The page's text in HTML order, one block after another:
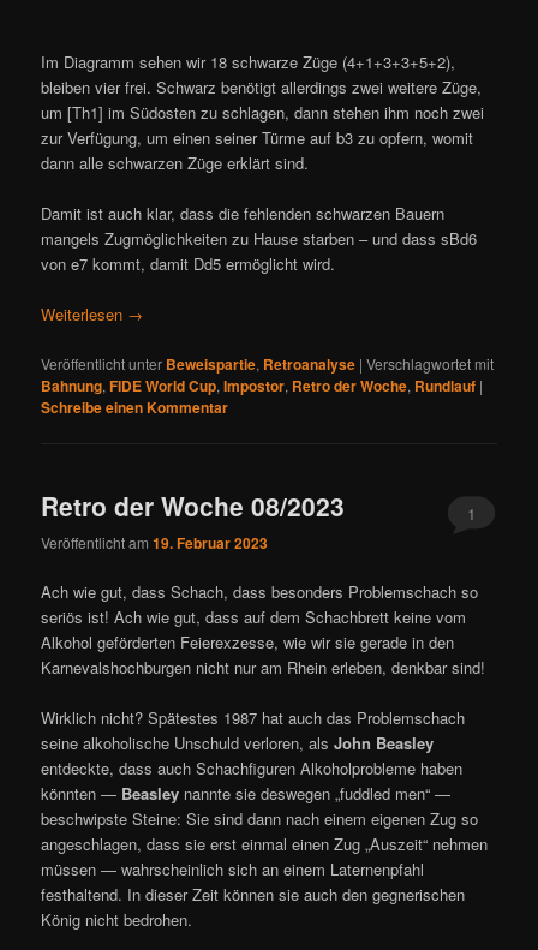
Im Diagramm sehen wir 18 schwarze Züge (4+1+3+3+5+2),
bleiben vier frei. Schwarz benötigt allerdings zwei weitere Züge,
um [Th1] im Südosten zu schlagen, dann stehen ihm noch zwei
zur Verfügung, um einen seiner Türme auf b3 zu opfern, womit
dann alle schwarzen Züge erklärt sind.
Damit ist auch klar, dass die fehlenden schwarzen Bauern
mangels Zugmöglichkeiten zu Hause starben – und dass sBd6
von e7 kommt, damit Dd5 ermöglicht wird.
Weiterlesen →
Veröffentlicht unter Beweispartie, Retroanalyse |Verschlagwortet mit
Bahnung,FIDE World Cup,Impostor, Retro der Woche, Rundlauf |
Schreibe einen Kommentar
Retro der Woche 08/2023
Veröffentlicht am19. Februar 2023
1
Ach wie gut, dass Schach, dass besonders Problemschach so
seriös ist! Ach wie gut, dass auf dem Schachbrett keine vom
Alkohol geförderten Feierexzesse, wie wir sie gerade in den
Karnevalshochburgen nicht nur am Rhein erleben, denkbar sind!
Wirklich nicht? Spätestes 1987 hat auch das Problemschach
seine alkoholische Unschuld verloren, alsJohn Beasley
entdeckte, dass auch Schachfiguren Alkoholprobleme haben
könnten — Beasley nannte sie deswegen „fuddled men“ —
beschwipste Steine: Sie sind dann nach einem eigenen Zug so
angeschlagen, dass sie erst einmal einen Zug „Auszeit“ nehmen
müssen — wahrscheinlich sich an einem Laternenpfahl
festhaltend. In dieser Zeit können sie auch den gegnerischen
König nicht bedrohen.